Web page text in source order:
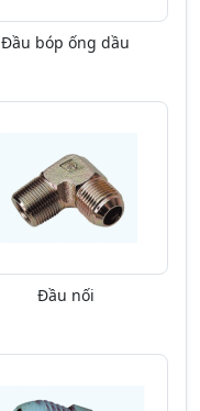
Đầu bóp ống dầu
Đầu nối